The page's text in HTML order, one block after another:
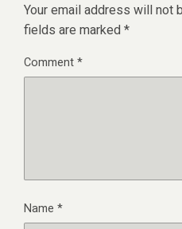
Your email address will not
fields are marked *
Comment*
Name *